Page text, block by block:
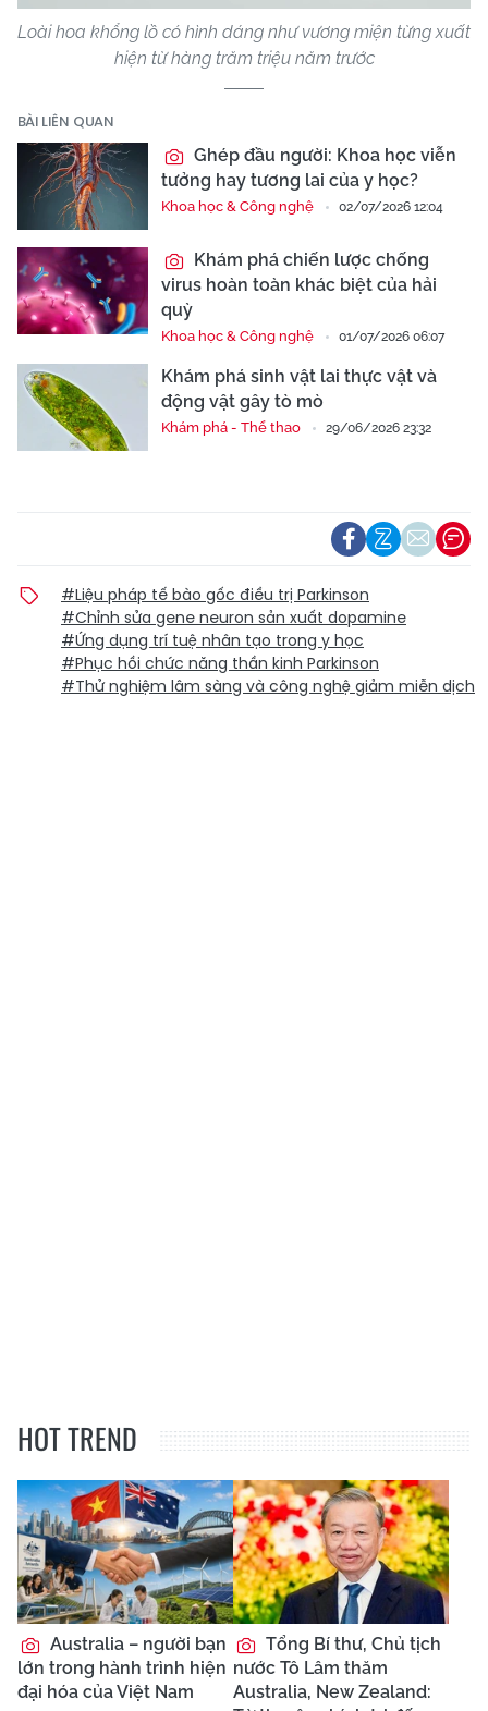
Loài hoa khổng lồ có hình dáng như vương miện từng xuất
hiện từ hàng trăm triệu năm trước
BÀI LIÊN QUAN
Ghép đầu người: Khoa học viễn
tưởng hay tương lai của y học?
Khoa học & Công nghệ 02/07/2026 12:04
Khám phá chiến lược chống
virus hoàn toàn khác biệt của hải
quỳ
Khoa học & Công nghệ 01/07/2026 06:07
Khám phá sinh vật lai thực vật và
động vật gây tò mò
Khám phá - Thể thao 29/06/2026 23:32
#Liệu pháp tế bào gốc điều trị Parkinson
#Chỉnh sửa gene neuron sản xuất dopamine
#Ứng dụng trí tuệ nhân tạo trong y học
#Phục hồi chức năng thần kinh Parkinson
#Thử nghiệm lâm sàng và công nghệ giảm miễn dịch
HOT TREND
Australia – người bạn
lớn trong hành trình hiện
đại hóa của Việt Nam
Tổng Bí thư, Chủ tịch
nước Tô Lâm thăm
Australia, New Zealand: